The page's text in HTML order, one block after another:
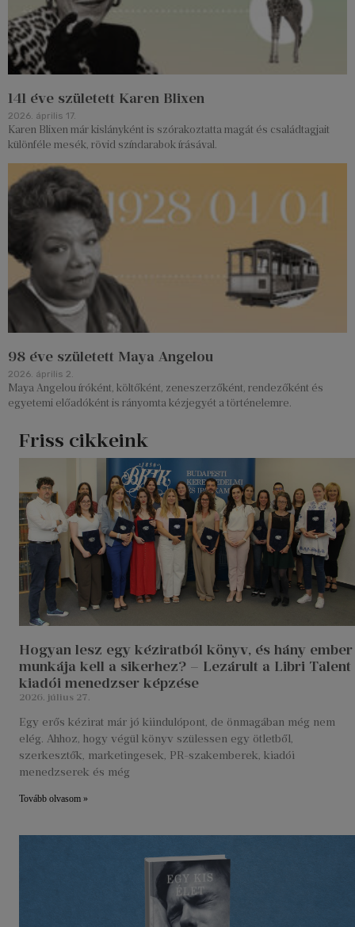
141 éve született Karen Blixen
2026. április 17.
Karen Blixen már kislányként is szórakoztatta magát és családtagjait
különféle mesék, rövid színdarabok írásával.
98 éve született Maya Angelou
2026. április 2.
Maya Angelou íróként, költőként, zeneszerzőként, rendezőként és
egyetemi előadóként is rányomta kézjegyét a történelemre.
Friss cikkeink
Hogyan lesz egy kéziratból könyv, és hány ember
munkája kell a sikerhez? – Lezárult a Libri Talent
kiadói menedzser képzése
2026. július 27.
Egy erős kézirat már jó kiindulópont, de önmagában még nem
elég. Ahhoz, hogy végül könyv szülessen egy ötletből,
szerkesztők, marketingesek, PR-szakemberek, kiadói
menedzserek és még
Tovább olvasom »